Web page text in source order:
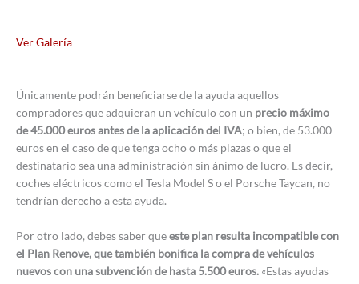
Ver Galería
Únicamente podrán beneficiarse de la ayuda aquellos
compradores que adquieran un vehículo con un precio máximo
de 45.000 euros antes de la aplicación del IVA; o bien, de 53.000
euros en el caso de que tenga ocho o más plazas o que el
destinatario sea una administración sin ánimo de lucro. Es decir,
coches eléctricos como el Tesla Model S o el Porsche Taycan, no
tendrían derecho a esta ayuda.
Por otro lado, debes saber queeste plan resulta incompatible con
el Plan Renove, que también bonifica la compra de vehículos
nuevos con una subvención de hasta 5.500 euros. «Estas ayudas